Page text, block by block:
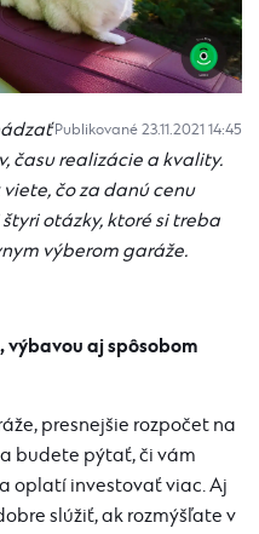
Publikované 23.11.2021 14:45
času realizácie a kvality.
čo za danú cenu
otázky, ktoré si treba
výberom garáže.
výbavou aj spôsobom
presnejšie rozpočet na
budete pýtať, či vám
oplatí investovať viac. Aj
slúžiť, ak rozmýšľate v